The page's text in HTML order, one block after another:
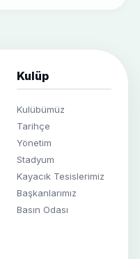
Kulüp
Kulübümüz
Tarihçe
Yönetim
Stadyum
Kayacık Tesislerimiz
Başkanlarımız
Basın Odası